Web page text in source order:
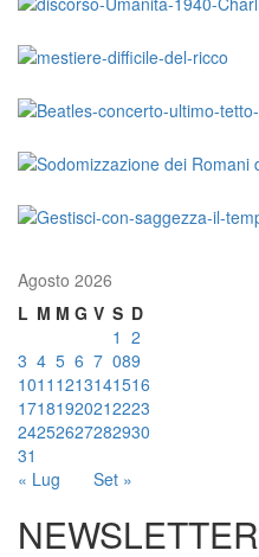
Agosto 2026
L M M G V S D
« Lug Set »
1 2
3 4 5 6 7 089
1011 1213141516
17181920212223
24252627282930
31
NEWSLETTER